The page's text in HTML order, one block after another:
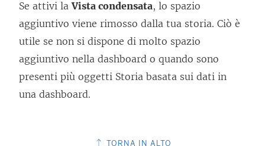
Se attivi laVista condensata, lo spazio
aggiuntivo viene rimosso dalla tua storia. Ciò è
utile se non si dispone di molto spazio
aggiuntivo nella dashboard o quando sono
presenti più oggetti Storia basata sui dati in
una dashboard.
TORNA IN ALTO